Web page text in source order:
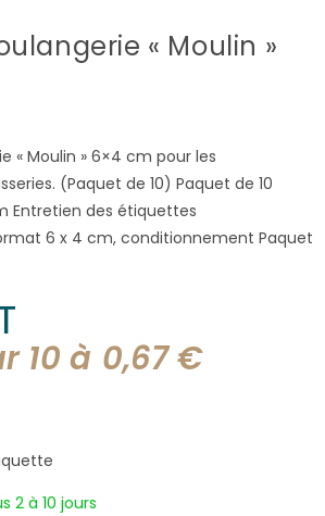
« Moulin »
« Moulin » 6×4 cm pour les
(Paquet de 10) Paquet de 10
Entretien des étiquettes
6 x 4 cm, conditionnement Paquet
10 à 0,67€
2 à 10 jours